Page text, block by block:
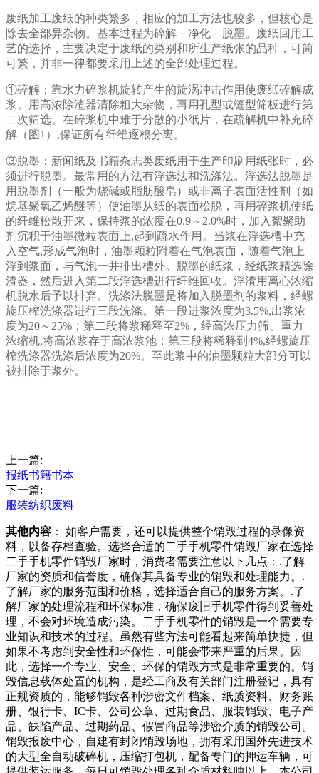
废纸加工废纸的种类繁多，相应的加工方法也较多，但核心是
除去全部异杂物。基本过程为碎解－净化－脱墨。废纸回用工
艺的选择，主要决定于废纸的类别和所生产纸张的品种，可简
可繁，并非一律都要采用上述的全部处理过程。
①碎解：靠水力碎浆机旋转产生的旋涡冲击作用使废纸碎解成
浆。用高浓除渣器清除粗大杂物，再用孔型或缝型筛板进行第
二次筛选。在碎浆机中难于分散的小纸片，在疏解机中补充碎
解（图1）,保证所有纤维逐根分离。
③脱墨：新闻纸及书籍杂志类废纸用于生产印刷用纸张时，必
须进行脱墨。最常用的方法有浮选法和洗涤法。浮选法脱墨是
用脱墨剂（一般为烧碱或脂肪酸皂）或非离子表面活性剂（如
烷基聚氧乙烯醚等）使油墨从纸的表面松脱，再用碎浆机使纸
的纤维松散开来，保持浆的浓度在0.9～2.0%时，加入絮聚助
剂沉积于油墨微粒表面上,起到疏水作用。当浆在浮选槽中充
入空气,形成气泡时，油墨颗粒附着在气泡表面，随着气泡上
浮到浆面，与气泡一并排出槽外。脱墨的纸浆，经纸浆精选除
渣器，然后进入第二段浮选槽进行纤维回收。浮渣用离心浓缩
机脱水后予以排弃。洗涤法脱墨是将加入脱墨剂的浆料，经螺
旋压榨洗涤器进行三段洗涤。第一段进浆浓度为3.5%,出浆浓
度为20～25%；第二段将浆稀释至2%，经高浓压力筛、重力
浓缩机,将高浓浆存于高浓浆池；第三段将稀释到4%,经螺旋压
榨洗涤器洗涤后浓度为20%。至此浆中的油墨颗粒大部分可以
被排除于浆外。
上一篇:
报纸书籍书本
下一篇:
服装纺织废料
其他内容 ： 如客户需要，还可以提供整个销毁过程的录像资
料，以备存档查验。选择合适的二手手机零件销毁厂家在选择
二手手机零件销毁厂家时，消费者需要注意以下几点：.了解
厂家的资质和信誉度，确保其具备专业的销毁和处理能力。.
了解厂家的服务范围和价格，选择适合自己的服务方案。.了
解厂家的处理流程和环保标准，确保废旧手机零件得到妥善处
理，不会对环境造成污染。二手手机零件的销毁是一个需要专
业知识和技术的过程。虽然有些方法可能看起来简单快捷，但
如果不考虑到安全性和环保性，可能会带来严重的后果。因
此，选择一个专业、安全、环保的销毁方式是非常重要的。销
毁信息载体处置的机构，是经工商及有关部门注册登记，具有
正规资质的，能够销毁各种涉密文件档案、纸质资料、财务账
册、银行卡、IC卡、公司公章、过期食品、服装销毁、电子产
品、缺陷产品、过期药品、假冒商品等涉密介质的销毁公司。
销毁报废中心，自建有封闭销毁场地，拥有采用国外先进技术
的大型全自动破碎机，压缩打包机，配备专门的押运车辆，可